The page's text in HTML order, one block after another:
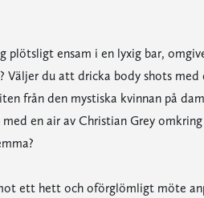
ensam i en lyxig bar,
du att dricka body shots med
från den mystiska kvinnan på
en air av Christian Grey omkring
ett hett och oförglömligt möte